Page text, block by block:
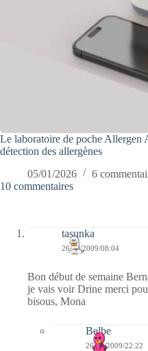
Le laboratoire de poche Allergen
détection des allergènes
05/01/2026
6
10 commentaires
tasunka
26/10/2009/08:04
Bon début de semaine
je vais voir Drine merci
bisous, Mona
Belbe
26/10/2009/22:22